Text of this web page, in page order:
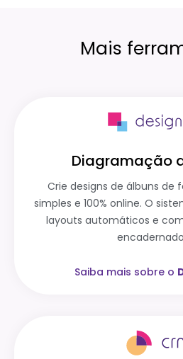
Mais
Diagramação
Crie designs de álbuns de
simples e 100% online. O
layouts automáticos e
Saiba mais sobre o